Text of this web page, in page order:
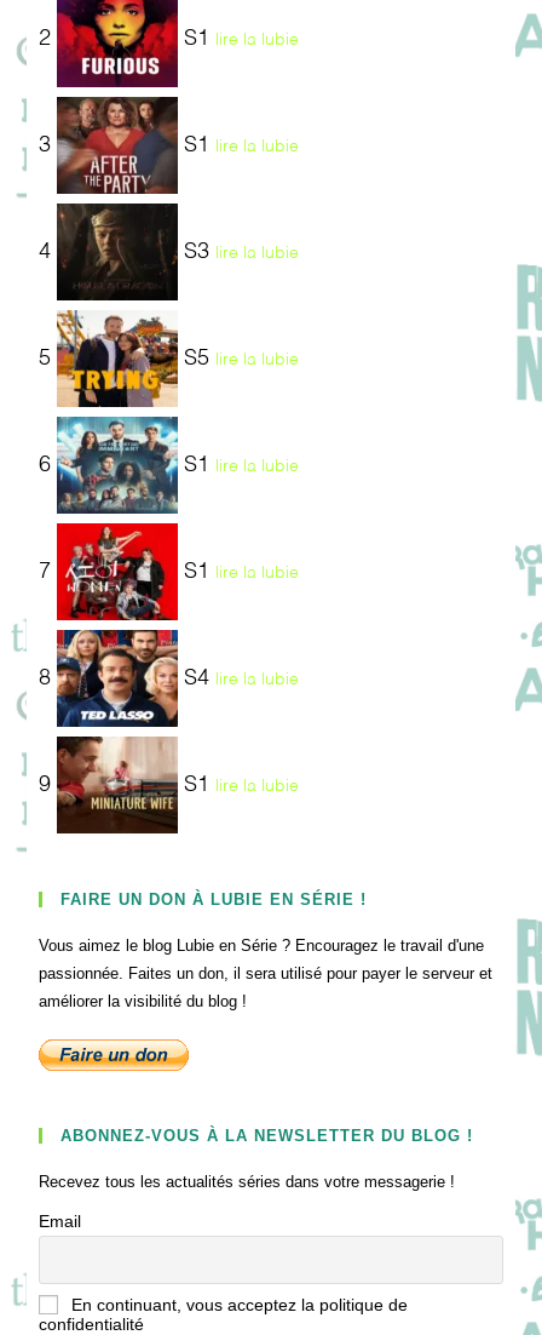
2 S1 lire la lubie
3 S1 lire la lubie
4 S3 lire la lubie
5 S5 lire la lubie
6 S1 lire la lubie
7 S1 lire la lubie
8 S4 lire la lubie
9 S1 lire la lubie
FAIRE UN DON À LUBIE EN SÉRIE !
Vous aimez le blog Lubie en Série ? Encouragez le travail d'une
passionnée. Faites un don, il sera utilisé pour payer le serveur et
améliorer la visibilité du blog !
ABONNEZ-VOUS À LA NEWSLETTER DU BLOG !
Recevez tous les actualités séries dans votre messagerie !
Email
En continuant, vous acceptez la politique de
confidentialité